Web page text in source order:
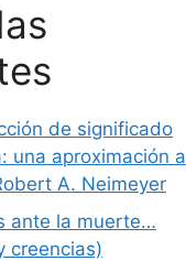
de significado
una aproximación a
A. Neimeyer
ante la muerte…
creencias)